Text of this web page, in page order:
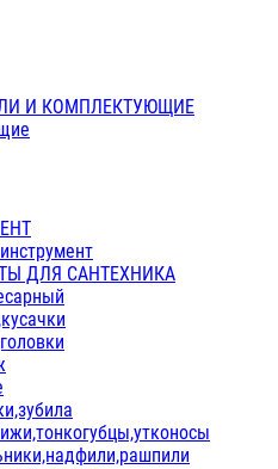
И КОМПЛЕКТУЮЩИЕ
ДЛЯ САНТЕХНИКА